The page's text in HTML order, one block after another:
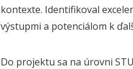
kontexte. Identifikoval
výstupmi a potenciálom k
Do projektu sa na úrovni